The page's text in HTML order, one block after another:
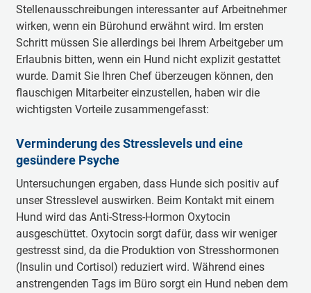
Stellenausschreibungen interessanter auf Arbeitnehmer
wirken, wenn ein Bürohund erwähnt wird. Im ersten
Schritt müssen Sie allerdings bei Ihrem Arbeitgeber um
Erlaubnis bitten, wenn ein Hund nicht explizit gestattet
wurde. Damit Sie Ihren Chef überzeugen können, den
flauschigen Mitarbeiter einzustellen, haben wir die
wichtigsten Vorteile zusammengefasst:
Verminderung des Stresslevels und eine
gesündere Psyche
Untersuchungen ergaben, dass Hunde sich positiv auf
unser Stresslevel auswirken. Beim Kontakt mit einem
Hund wird das Anti-Stress-Hormon Oxytocin
ausgeschüttet. Oxytocin sorgt dafür, dass wir weniger
gestresst sind, da die Produktion von Stresshormonen
(Insulin und Cortisol) reduziert wird. Während eines
anstrengenden Tags im Büro sorgt ein Hund neben dem